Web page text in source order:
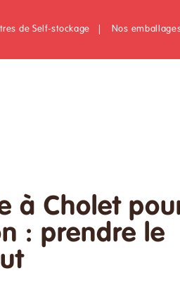
de Self-stockage Nos
à Cholet
: prendre le